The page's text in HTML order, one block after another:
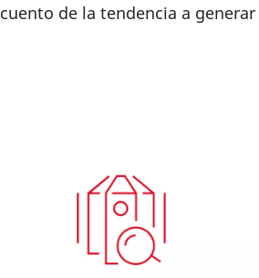
de la tendencia a